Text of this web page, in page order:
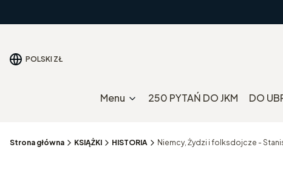
POLSKI ZŁ
Menu 250 PYTAŃ DO JKM DO
Strona główna KSIĄŻKI HISTORIA Niemcy, Żydzi i folksdojcze -